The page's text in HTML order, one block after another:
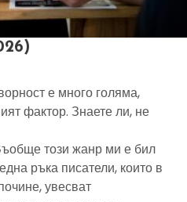
е много голяма,
фактор. Знаете ли, не
този жанр ми е бил
ръка писатели, които в
увесват